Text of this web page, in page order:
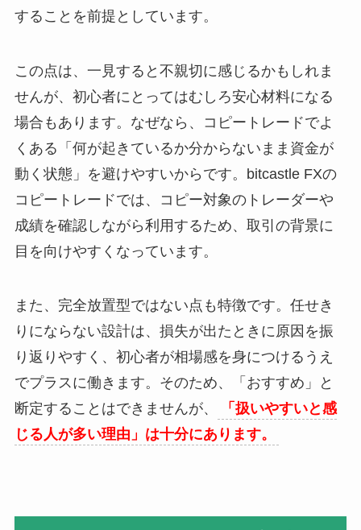
することを前提としています。
この点は、一見すると不親切に感じるかもしれま
せんが、初心者にとってはむしろ安心材料になる
場合もあります。なぜなら、コピートレードでよ
くある「何が起きているか分からないまま資金が
動く状態」を避けやすいからです。bitcastle FXの
コピートレードでは、コピー対象のトレーダーや
成績を確認しながら利用するため、取引の背景に
目を向けやすくなっています。
また、完全放置型ではない点も特徴です。任せき
りにならない設計は、損失が出たときに原因を振
り返りやすく、初心者が相場感を身につけるうえ
でプラスに働きます。そのため、「おすすめ」と
断定することはできませんが、
「扱いやすいと感
じる人が多い理由」は十分にあります。